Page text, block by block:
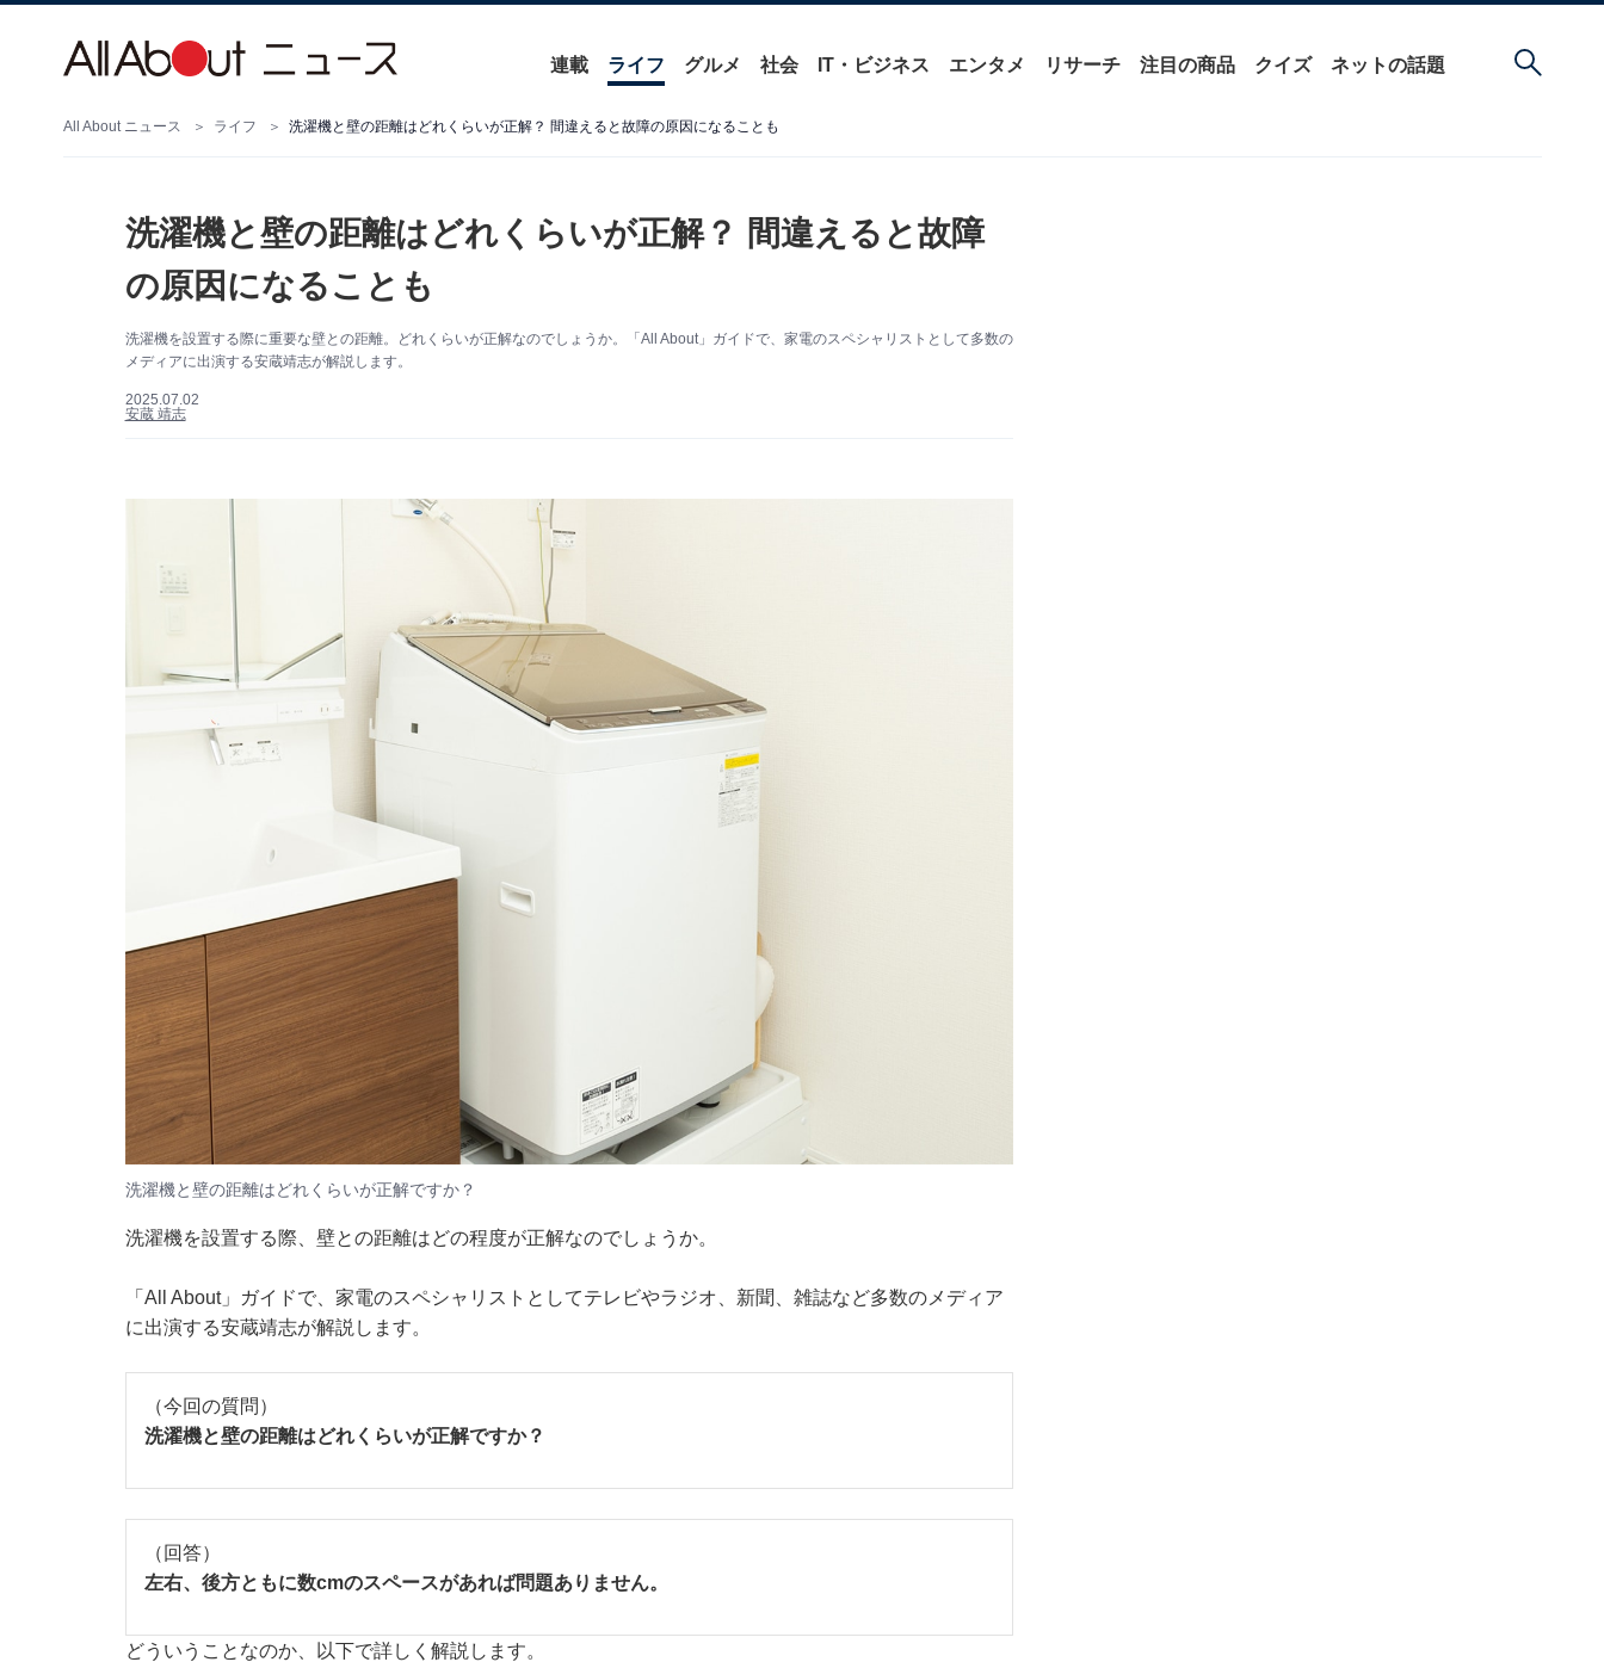
連載 ライフ グルメ 社会 IT・ビジネス エンタメ リサーチ 注目の商品 クイズ ネットの話題
All About ニュース ライフ 洗濯機と壁の距離はどれくらいが正解？ 間違えると故障の原因になることも
洗濯機と壁の距離はどれくらいが正解？ 間違えると故障
の原因になることも
洗濯機を設置する際に重要な壁との距離。どれくらいが正解なのでしょうか。「All About」ガイドで、家電のスペシャリストとして多数の
メディアに出演する安蔵靖志が解説します。
2025.07.02
安蔵 靖志
洗濯機と壁の距離はどれくらいが正解ですか？
洗濯機を設置する際、壁との距離はどの程度が正解なのでしょうか。
「All About」ガイドで、家電のスペシャリストとしてテレビやラジオ、新聞、雑誌など多数のメディア
に出演する安蔵靖志が解説します。
（今回の質問）
洗濯機と壁の距離はどれくらいが正解ですか？
（回答）
左右、後方ともに数cmのスペースがあれば問題ありません。
どういうことなのか、以下で詳しく解説します。